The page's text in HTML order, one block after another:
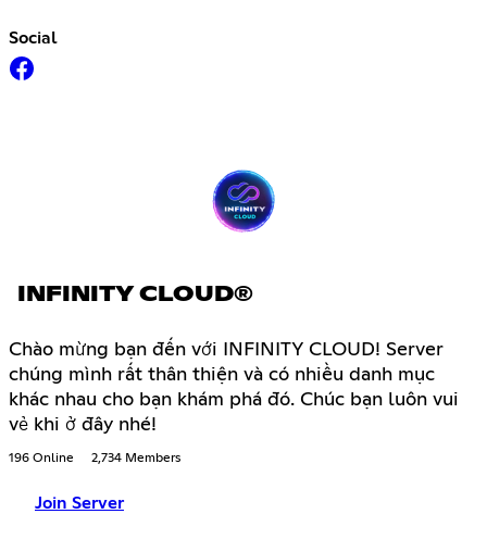
Social
INFINITY CLOUD®
Chào mừng bạn đến với INFINITY CLOUD! Server
chúng mình rất thân thiện và có nhiều danh mục
khác nhau cho bạn khám phá đó. Chúc bạn luôn vui
vẻ khi ở đây nhé!
196 Online 2,734 Members
Join Server